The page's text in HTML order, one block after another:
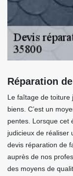
Réparation
Le faîtage de toiture
biens. C’est un
pentes. Lorsque cet
judicieux de réaliser
devis réparation de
auprès de nos
des moyens de